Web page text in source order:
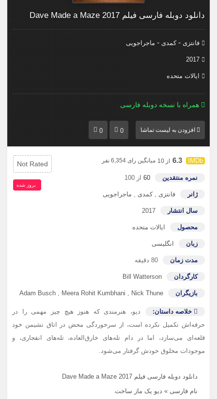
دانلود دوبله فارسی فیلم Dave Made a Maze 2017
فانتزی -کمدی - ماجراجویی
2017
ایالات متحده
همراه با نسخه دوبله فارسی
افزودن به لیست تماشا 0
0
6.3 از 10 میانگین رای 6,354 نفر
نمره منتقدین 60 از 100
ژانر فانتزی ,کمدی , ماجراجویی
سال انتشار 2017
محصول ایالات متحده
زبان انگلیسی
مدت زمان 80 دقیقه
کارگردان Bill Watterson
بازیگران Adam Busch , Meera Rohit Kumbhani , Nick Thune
خلاصه داستان:
دیو، هنرمندی که هنوز هیچ چیز مهمی را در
حرفه‌اش تکمیل نکرده است، از سرخوردگی محض در اتاق نشیمن خود
قلعه‌ای می‌سازد، اما در دام تله‌های خارق‌العاده، تله‌های انفجاری، و
موجودات مخلوق خودش گرفتار می‌شود.
Not Rated
بروز‌ شده
دانلود دوبله فارسی فیلم Dave Made a Maze 2017
نام فارسی » دیو یک ماز ​​ساخت